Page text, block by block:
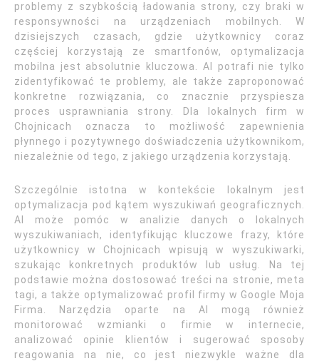
problemy z szybkością ładowania strony, czy braki w
responsywności na urządzeniach mobilnych. W
dzisiejszych czasach, gdzie użytkownicy coraz
częściej korzystają ze smartfonów, optymalizacja
mobilna jest absolutnie kluczowa. AI potrafi nie tylko
zidentyfikować te problemy, ale także zaproponować
konkretne rozwiązania, co znacznie przyspiesza
proces usprawniania strony. Dla lokalnych firm w
Chojnicach oznacza to możliwość zapewnienia
płynnego i pozytywnego doświadczenia użytkownikom,
niezależnie od tego, z jakiego urządzenia korzystają.
Szczególnie istotna w kontekście lokalnym jest
optymalizacja pod kątem wyszukiwań geograficznych.
AI może pomóc w analizie danych o lokalnych
wyszukiwaniach, identyfikując kluczowe frazy, które
użytkownicy w Chojnicach wpisują w wyszukiwarki,
szukając konkretnych produktów lub usług. Na tej
podstawie można dostosować treści na stronie, meta
tagi, a także optymalizować profil firmy w Google Moja
Firma. Narzędzia oparte na AI mogą również
monitorować wzmianki o firmie w internecie,
analizować opinie klientów i sugerować sposoby
reagowania na nie, co jest niezwykle ważne dla